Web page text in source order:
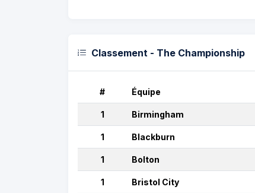
Classement - The Championship
# Équipe
1 Birmingham
1 Blackburn
1 Bolton
1 Bristol City